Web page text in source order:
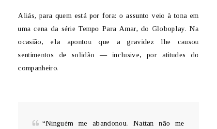
Aliás, para quem está por fora: o assunto veio à tona em
uma cena da série Tempo Para Amar, do Globoplay. Na
ocasião, ela apontou que a gravidez lhe causou
sentimentos de solidão — inclusive, por atitudes do
companheiro.
“Ninguém me abandonou. Nattan não me